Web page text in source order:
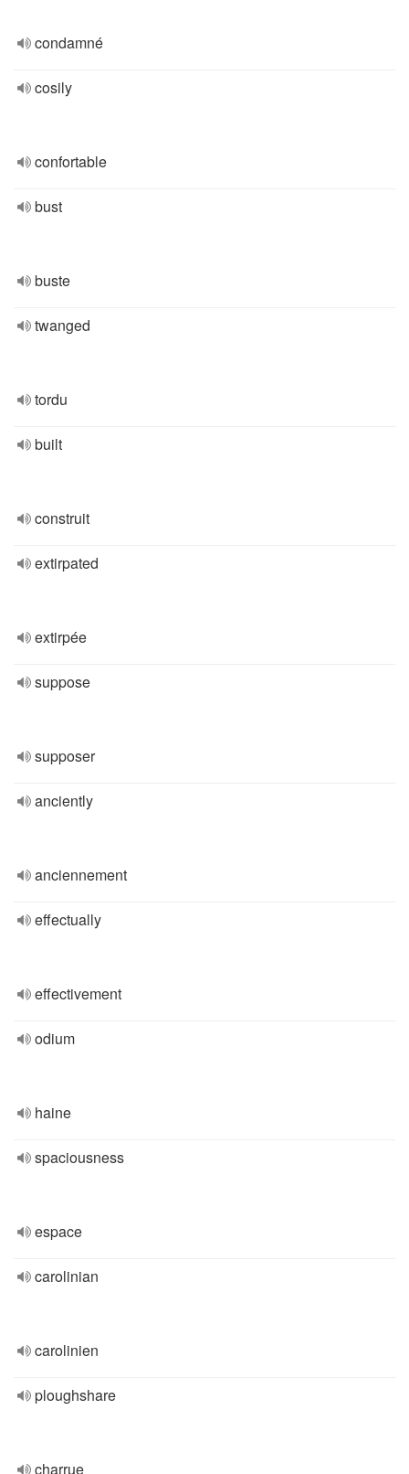
condamné
cosily
confortable
bust
buste
twanged
tordu
built
construit
extirpated
extirpée
suppose
supposer
anciently
anciennement
effectually
effectivement
odium
haine
spaciousness
espace
carolinian
carolinien
ploughshare
charrue